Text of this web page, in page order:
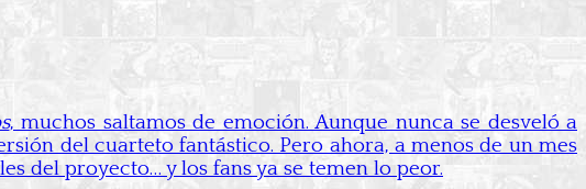
, muchos saltamos de emoción. Aunque nunca se desveló a
del cuarteto fantástico. Pero ahora, a menos de un mes
del proyecto… y los fans ya se temen lo peor.